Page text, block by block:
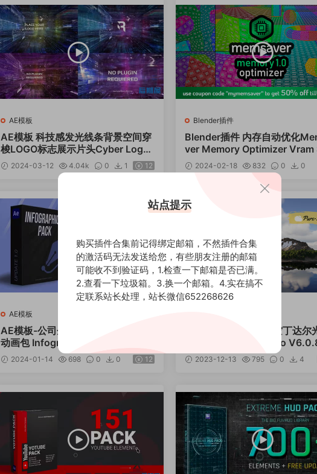
AE模板
AE模板 科技感发光线条背景空间穿
梭LOGO标志展示片头Cyber Logo
2 2024-03-12 4.04k 0 1 12
Blender插件
Blender插件 内存自动优化
ver Memory Optimizer Vram
r V1.2.1
2024-02-18 832 0
0
AE模板
AE模板-公司企业商务信息图形报表
动画包 Infographics Pack
2024-01-14 698 0 0 12
Blender插件-真实天空丁达尔
模拟工具 Pure-Sky Pro
2023-12-13 795 0 4
站点提示
购买插件合集前记得绑定邮箱，不然插件合集
的激活码无法发送给您，有些朋友注册的邮箱
可能收不到验证码，1.检查一下邮箱是否已满。
2.查看一下垃圾箱。3.换一个邮箱。4.实在搞不
定联系站长处理，站长微信652268626